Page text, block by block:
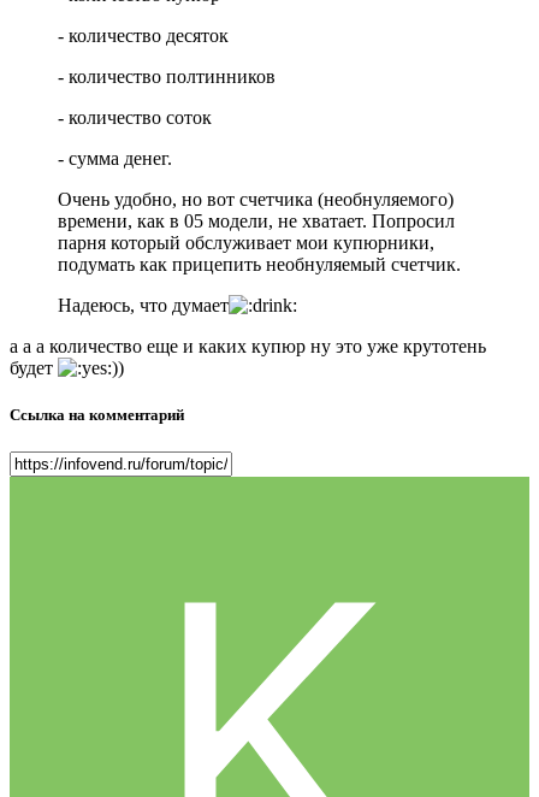
- количество десяток
- количество полтинников
- количество соток
- сумма денег.
Очень удобно, но вот счетчика (необнуляемого)
времени, как в 05 модели, не хватает. Попросил
парня который обслуживает мои купюрники,
подумать как прицепить необнуляемый счетчик.
Надеюсь, что думает
а а а количество еще и каких купюр ну это уже крутотень
будет
))
Ссылка на комментарий